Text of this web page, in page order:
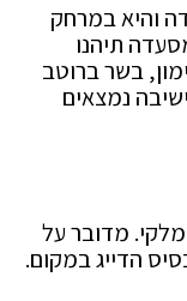
והיא במרחק
תיהנו
בשר ברוטב
נמצאים
מדובר על
הדייג במקום.